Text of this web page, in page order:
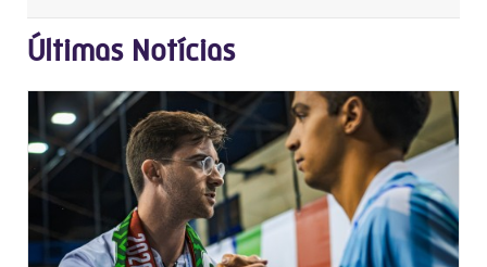
Últimas Notícias